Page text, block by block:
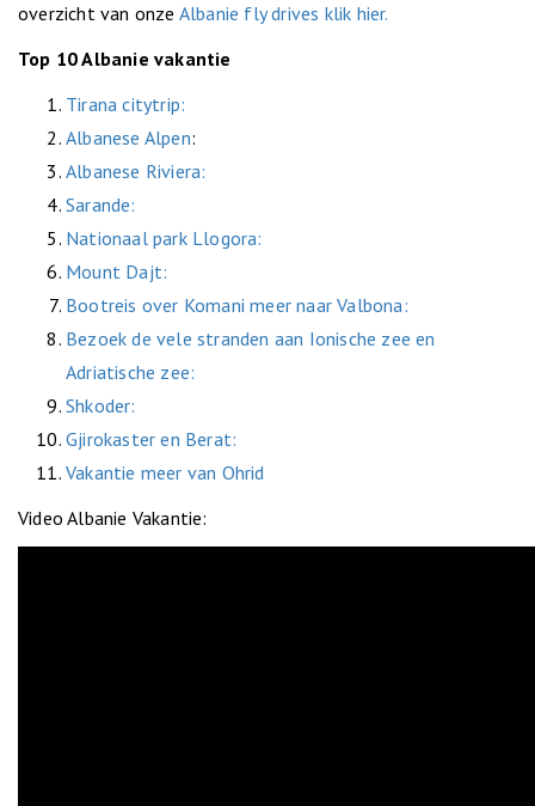
overzicht van onze Albanie fly drives klik hier.
Top 10 Albanie vakantie
Tirana citytrip:
Albanese Alpen:
Albanese Riviera:
Sarande:
Nationaal park Llogora:
Mount Dajt:
Bootreis over Komani meer naar Valbona:
Bezoek de vele stranden aan Ionische zee en
Adriatische zee:
Shkoder:
Gjirokaster en Berat:
Vakantie meer van Ohrid
Video Albanie Vakantie: